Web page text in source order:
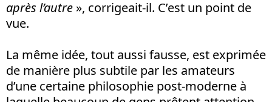
après l’autre », corrigeait-il. C’est un point de
vue.
La même idée, tout aussi fausse, est exprimée
de manière plus subtile par les amateurs
d’une certaine philosophie post-moderne à